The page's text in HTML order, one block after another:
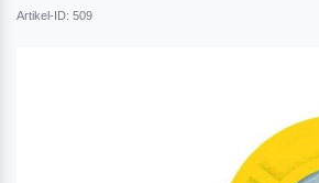
Artikel-ID: 509